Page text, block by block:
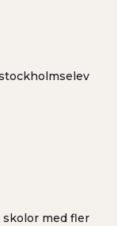
med fler